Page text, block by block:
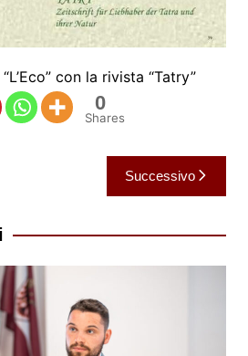
con la rivista “Tatry”
0
Shares
Successivo